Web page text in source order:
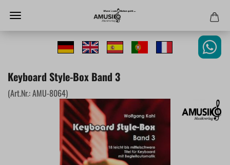
Keyboard Style-Box Band 3
(Art.Nr.:AMU-8064)